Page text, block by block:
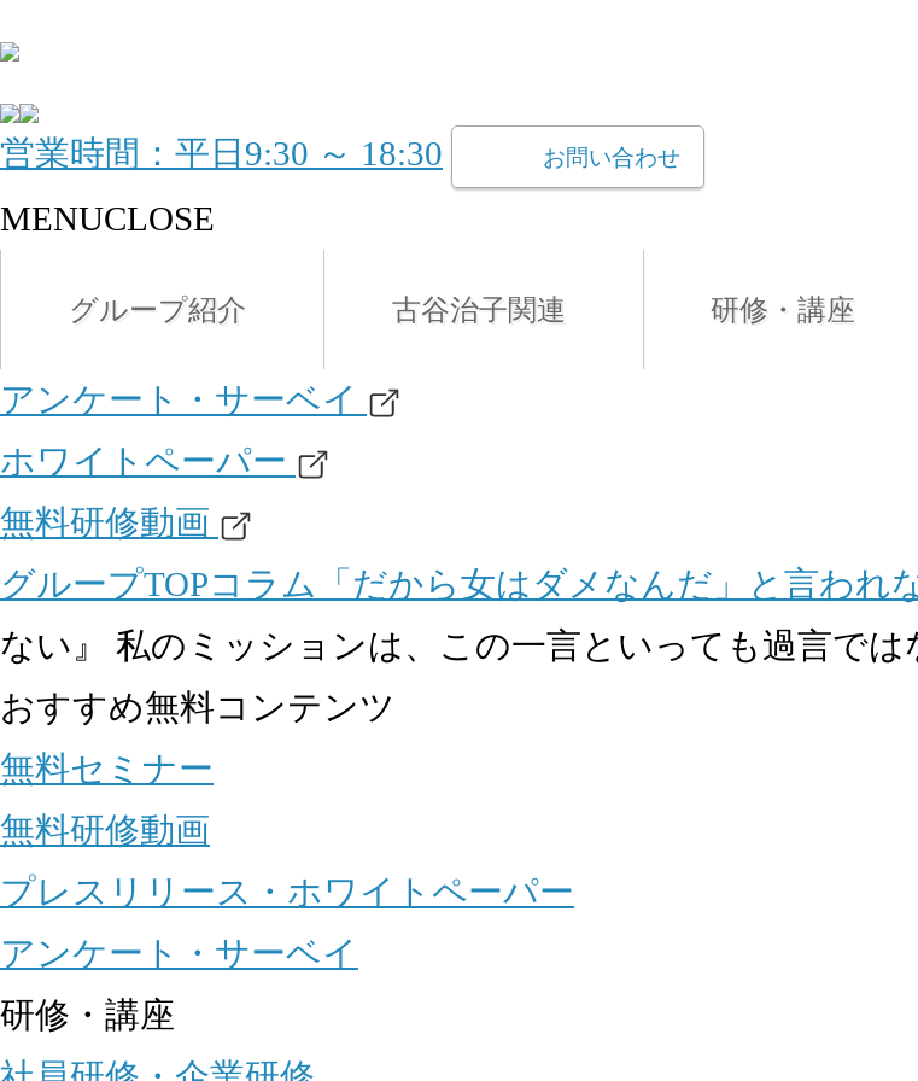
営業時間：平日9:30 ～ 18:30 お問い合わせ
MENUCLOSE
グループ紹介 古谷治子関連 研修・講座
アンケート・サーベイ
ホワイトペーパー
無料研修動画
グループTOPコラム 「だから女はダメなんだ」と言われ
ない』 私のミッションは、この一言といっても過言では
おすすめ無料コンテンツ
無料セミナー
無料研修動画
プレスリリース・ホワイトペーパー
アンケート・サーベイ
研修・講座